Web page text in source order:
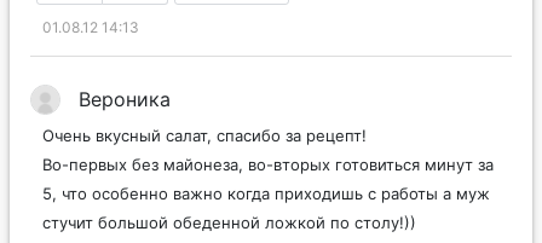
01.08.12 14:13
Вероника
Очень вкусный салат, спасибо за рецепт!
Во-первых без майонеза, во-вторых готовиться минут за
5, что особенно важно когда приходишь с работы а муж
стучит большой обеденной ложкой по столу!))